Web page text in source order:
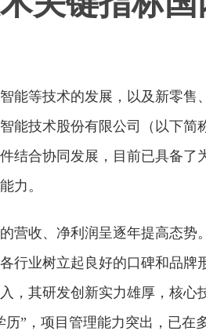
能等技术的发展，以及新零售
能技术股份有限公司（以下简
结合协同发展，目前已具备
力。
营收、净利润呈逐年提高态势
行业树立起良好的口碑和品
，其研发创新实力雄厚，核心
”，项目管理能力突出，已